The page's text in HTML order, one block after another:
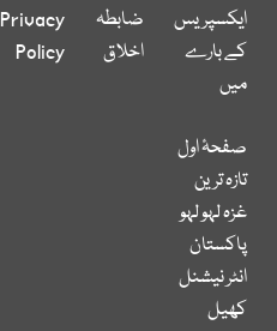
ایکسپریس
کے بارے
میں
ضابطہ
اخلاق
Privacy
Policy
صفحۂ اول
تازہ ترین
غزہ لہو لہو
پاکستان
انٹر نیشنل
کھیل